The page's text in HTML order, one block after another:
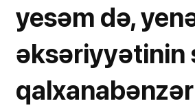
yesəm də,
əksəriyyətinin